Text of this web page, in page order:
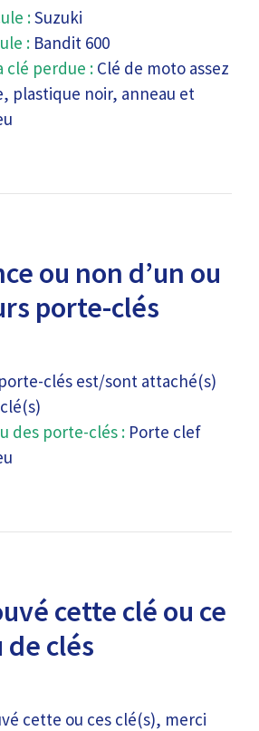
:Suzuki
: Bandit 600
clé perdue : Clé de moto assez
plastique noir, anneau et
ou non d’un ou
porte-clés
clés est/sont attaché(s)
des porte-clés : Porte clef
cette clé ou ce
clés
cette ou ces clé(s), merci